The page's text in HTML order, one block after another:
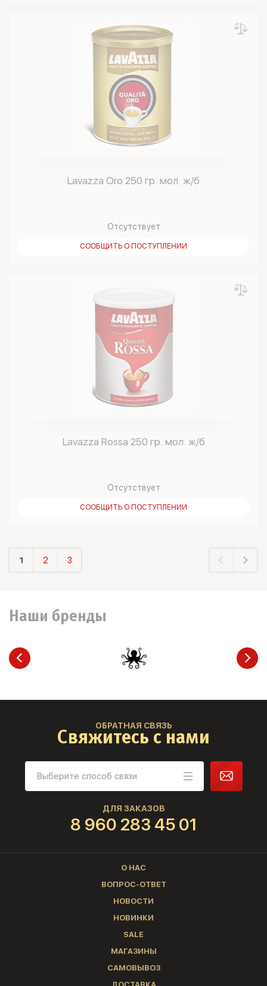
Lavazza Oro 250 гр. мол. ж/б
Отсутствует
СООБЩИТЬ О ПОСТУПЛЕНИИ
Lavazza Rossa 250 гр. мол. ж/б
Отсутствует
СООБЩИТЬ О ПОСТУПЛЕНИИ
1 2 3
Наши бренды
ОБРАТНАЯ СВЯЗЬ
Свяжитесь с нами
ДЛЯ ЗАКАЗОВ
8 960 283 45 01
О НАС
ВОПРОС-ОТВЕТ
НОВОСТИ
НОВИНКИ
SALE
МАГАЗИНЫ
САМОВЫВОЗ